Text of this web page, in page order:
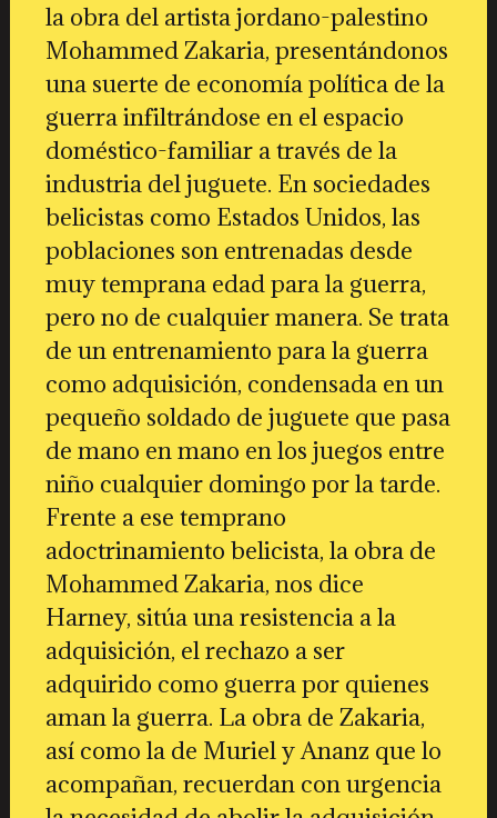
la obra del artista jordano-palestino
Mohammed Zakaria, presentándonos
una suerte de economía política de la
guerra infiltrándose en el espacio
doméstico-familiar a través de la
industria del juguete. En sociedades
belicistas como Estados Unidos, las
poblaciones son entrenadas desde
muy temprana edad para la guerra,
pero no de cualquier manera. Se trata
de un entrenamiento para la guerra
como adquisición, condensada en un
pequeño soldado de juguete que pasa
de mano en mano en los juegos entre
niño cualquier domingo por la tarde.
Frente a ese temprano
adoctrinamiento belicista, la obra de
Mohammed Zakaria, nos dice
Harney, sitúa una resistencia a la
adquisición, el rechazo a ser
adquirido como guerra por quienes
aman la guerra. La obra de Zakaria,
así como la de Muriel y Ananz que lo
acompañan, recuerdan con urgencia